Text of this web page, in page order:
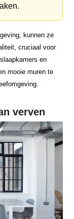
kunnen ze
cruciaal voor
en
mooie muren te
verven